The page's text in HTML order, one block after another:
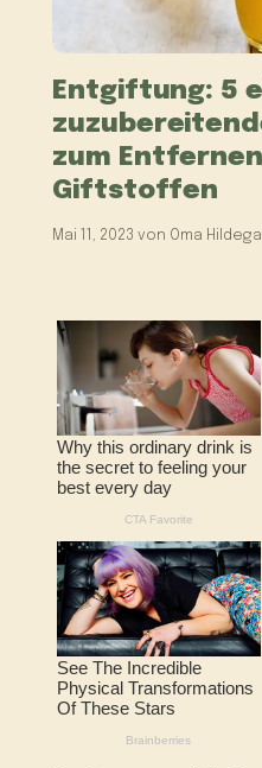
Entgiftung: 5
zum
Giftstoffen
Mai 11, 2023 von Oma